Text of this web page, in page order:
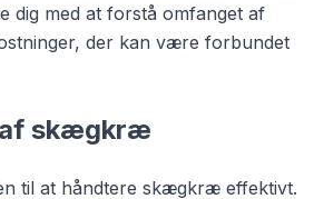
dig med at forstå omfanget af
der kan være forbundet
af skægkræ
til at håndtere skægkræ effektivt.